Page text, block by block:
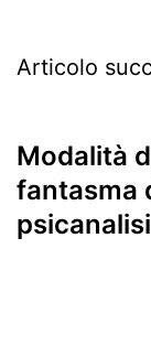
Articolo
Modalità
fantasma
psicanalisi